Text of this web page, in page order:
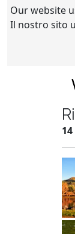
Our website
Il nostro sito
14